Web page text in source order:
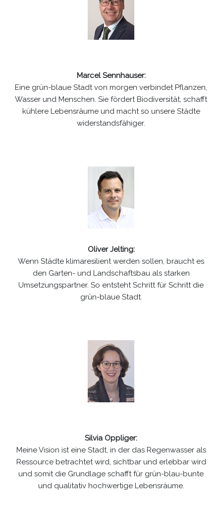
Marcel Sennhauser:
Eine grün-blaue Stadt von morgen verbindet Pflanzen,
Wasser und Menschen. Sie fördert Biodiversität, schafft
kühlere Lebensräume und macht so unsere Städte
widerstandsfähiger.
Oliver Jelting:
Wenn Städte klimaresilient werden sollen, braucht es
den Garten- und Landschaftsbau als starken
Umsetzungspartner. So entsteht Schritt für Schritt die
grün-blaue Stadt.
Silvia Oppliger:
Meine Vision ist eine Stadt, in der das Regenwasser als
Ressource betrachtet wird, sichtbar und erlebbar wird
und somit die Grundlage schafft für grün-blau-bunte
und qualitativ hochwertige Lebensräume.